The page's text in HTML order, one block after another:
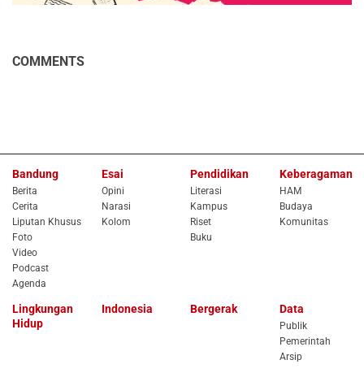
COMMENTS
Bandung
Berita
Cerita
Liputan Khusus
Foto
Video
Podcast
Agenda
Esai
Opini
Narasi
Kolom
Pendidikan
Literasi
Kampus
Riset
Buku
Keberagaman
HAM
Budaya
Komunitas
Lingkungan
Hidup
Indonesia Bergerak Data
Publik
Pemerintah
Arsip